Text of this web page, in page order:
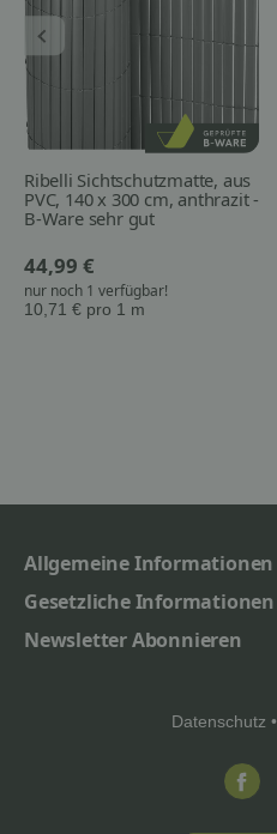
Ribelli Sichtschutzmatte, aus
PVC, 140 x 300 cm, anthrazit -
B-Ware sehr gut
44,99 €
nur noch 1 verfügbar!
10,71 € pro 1 m
Allgemeine Informationen
Gesetzliche Informationen
Newsletter Abonnieren
Datenschutz •